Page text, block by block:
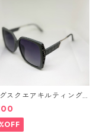
スクエアキルティング
ラス** SinSin*